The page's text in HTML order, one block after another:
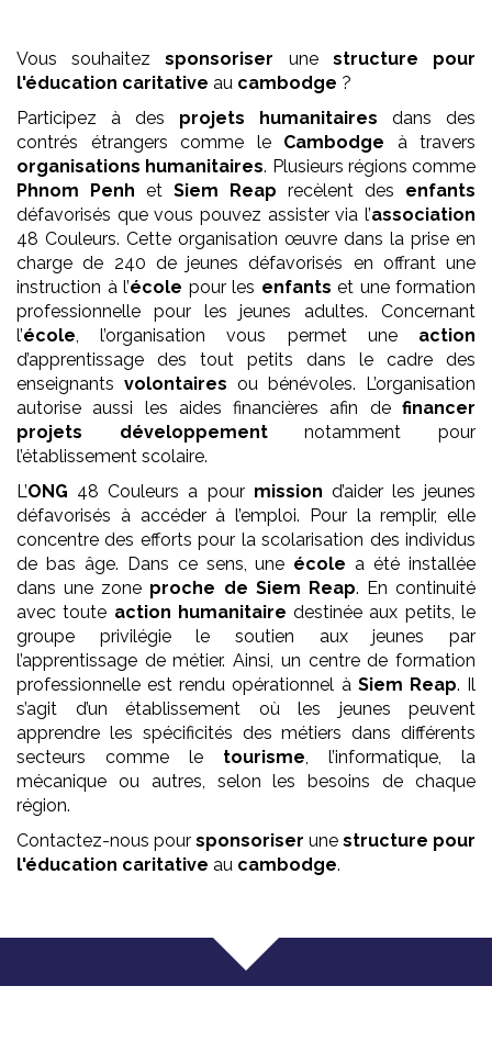
Vous souhaitezsponsoriser une structure pour
l'éducation caritative au cambodge ?
Participez à des projets humanitaires dans des
contrés étrangers comme le Cambodge à travers
organisations humanitaires. Plusieurs régions comme
Phnom Penh et Siem Reap recèlent des enfants
défavorisés que vous pouvez assister via l’association
48 Couleurs. Cette organisation œuvre dans la prise en
charge de 240 de jeunes défavorisés en offrant une
instruction à l’école pour les enfants et une formation
professionnelle pour les jeunes adultes. Concernant
l’école, l’organisation vous permet une action
d’apprentissage des tout petits dans le cadre des
enseignants volontaires ou bénévoles. L’organisation
autorise aussi les aides financières afin de financer
projets développementnotamment pour
l’établissement scolaire.
L’ONG 48 Couleurs a pour mission d’aider les jeunes
défavorisés à accéder à l’emploi. Pour la remplir, elle
concentre des efforts pour la scolarisation des individus
de bas âge. Dans ce sens, une école a été installée
dans une zone proche de Siem Reap. En continuité
avec toute action humanitaire destinée aux petits, le
groupe privilégie le soutien aux jeunes par
l’apprentissage de métier. Ainsi, un centre de formation
professionnelle est rendu opérationnel à Siem Reap. Il
s’agit d’un établissement où les jeunes peuvent
apprendre les spécificités des métiers dans différents
secteurs comme le tourisme, l’informatique, la
mécanique ou autres, selon les besoins de chaque
région.
Contactez-nous pour sponsoriser une structure pour
l'éducation caritative au cambodge.